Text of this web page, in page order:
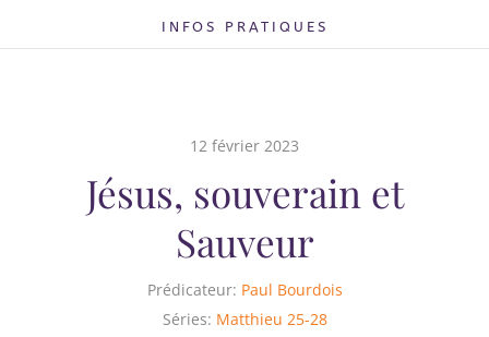
INFOS PRATIQUES
12 février 2023
Jésus, souverain et
Sauveur
Prédicateur: Paul Bourdois
Séries: Matthieu 25-28